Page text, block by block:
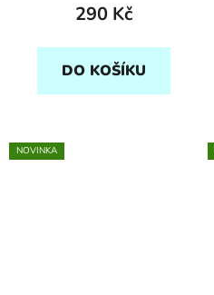
290 Kč
DO KOŠÍKU
NOVINKA